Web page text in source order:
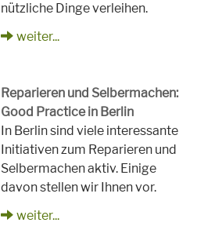
nützliche Dinge verleihen.
weiter...
Reparieren und Selbermachen:
Good Practice in Berlin
In Berlin sind viele interessante
Initiativen zum Reparieren und
Selbermachen aktiv. Einige
davon stellen wir Ihnen vor.
weiter...